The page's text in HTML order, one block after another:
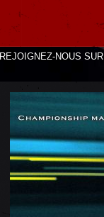
REJOIGNEZ-NOUS SUR